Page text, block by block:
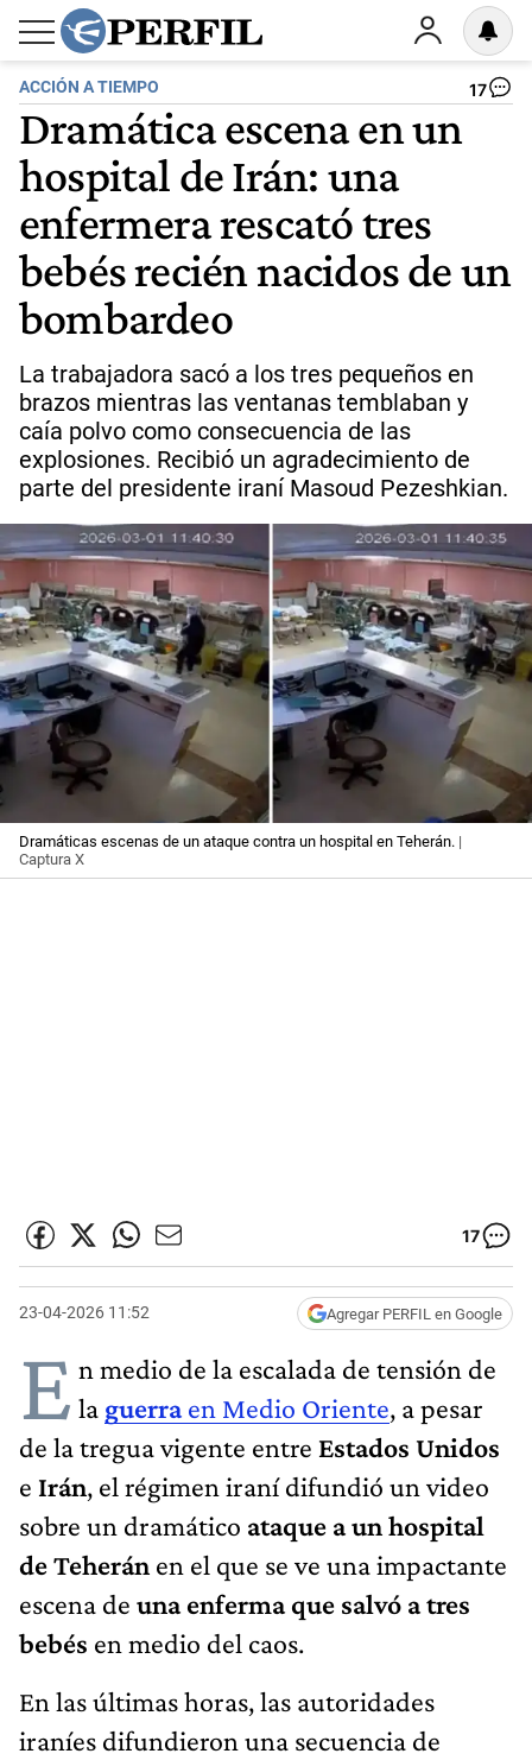
ACCIÓN A TIEMPO 17
Dramática escena en un
hospital de Irán: una
enfermera rescató tres
bebés recién nacidos de un
bombardeo
La trabajadora sacó a los tres pequeños en
brazos mientras las ventanas temblaban y
caía polvo como consecuencia de las
explosiones. Recibió un agradecimiento de
parte del presidente iraní Masoud Pezeshkian.
Dramáticas escenas de un ataque contra un hospital en Teherán. |
Captura X
17
23-04-2026 11:52 Agregar PERFIL en Google
E n medio de la escalada de tensión de
la guerraen Medio Oriente, a pesar
de la tregua vigente entre Estados Unidos
e Irán, el régimen iraní difundió un video
sobre un dramático ataque a un hospital
de Teherán en el que se ve una impactante
escena de una enferma que salvó a tres
bebés en medio del caos.
En las últimas horas, las autoridades
iraníes difundieron una secuencia de